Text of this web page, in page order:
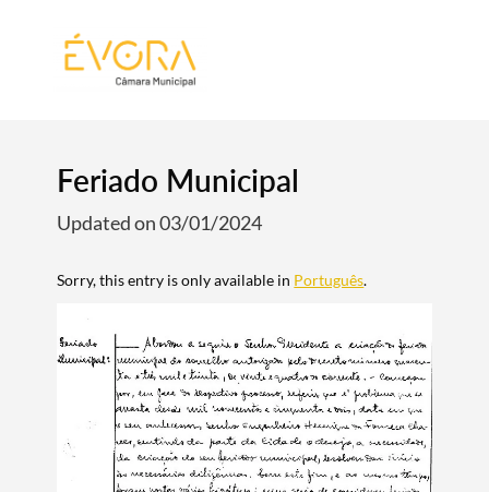
Feriado Municipal
Updated on 03/01/2024
Sorry, this entry is only available in Português.